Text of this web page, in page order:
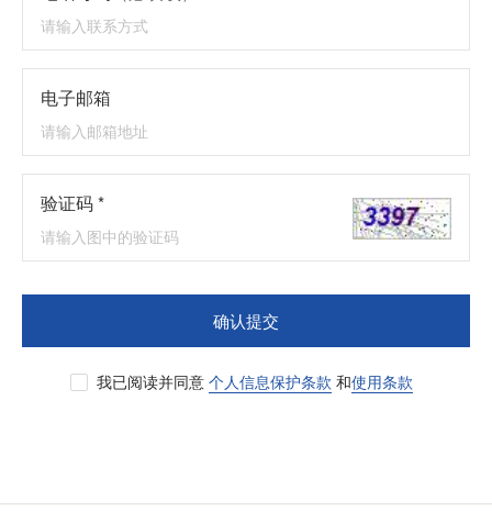
电子邮箱
验证码 *
确认提交
我已阅读并同意 个人信息保护条款 和使用条款